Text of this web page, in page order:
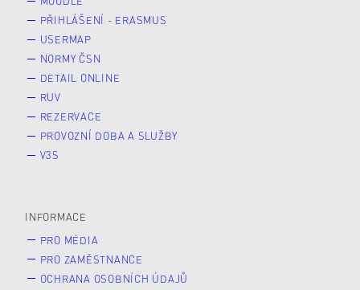
PŘIHLÁŠENÍ - ERASMUS
USERMAP
NORMY ČSN
DETAIL ONLINE
RUV
REZERVACE
PROVOZNÍ DOBA A SLUŽBY
V3S
INFORMACE
PRO MÉDIA
PRO ZAMĚSTNANCE
OCHRANA OSOBNÍCH ÚDAJŮ